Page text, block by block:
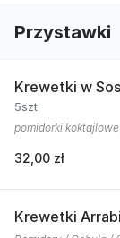
Przystawki
Krewetki w
5szt
pomidorki
32,00 zł
Krewetki